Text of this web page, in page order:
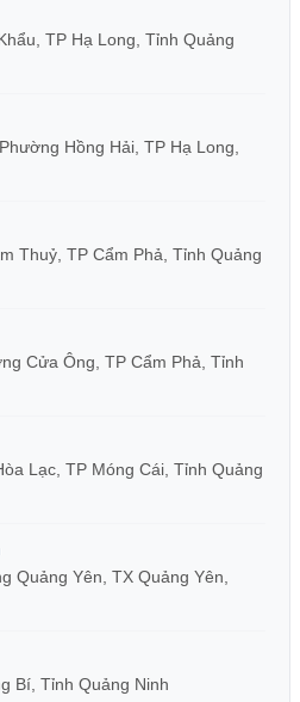
TP Hạ Long, Tỉnh Quảng
Hồng Hải, TP Hạ Long,
Thuỷ, TP Cẩm Phả, Tỉnh Quảng
Cửa Ông, TP Cẩm Phả, Tỉnh
Lạc, TP Móng Cái, Tỉnh Quảng
Quảng Yên, TX Quảng Yên,
Bí, Tỉnh Quảng Ninh